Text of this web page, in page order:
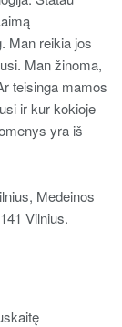
Man reikia jos
Man žinoma,
teisinga mamos
ir kur kokioje
yra iš
Medeinos
Vilnius.